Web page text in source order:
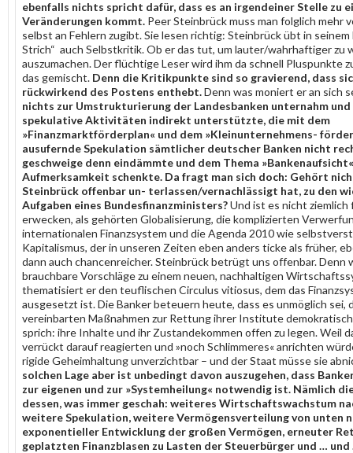
ebenfalls nichts spricht dafür, dass es an irgendeiner Stelle zu
Veränderungen kommt. Peer Steinbrück muss man folglich mehr
selbst an Fehlern zugibt. Sie lesen richtig: Steinbrück übt in seinem
Strich“ auch Selbstkritik. Ob er das tut, um lauter/wahrhaftiger zu
auszumachen. Der flüchtige Leser wird ihm da schnell Pluspunkte
das gemischt. Denn die Kritikpunkte sind so gravierend, dass
rückwirkend des Postens enthebt.Denn was moniert er an sich
nichts zur Umstrukturierung der Landesbanken unternahm
spekulative Aktivitäten indirekt unterstützte, die mit dem
»Finanzmarktförderplan« und dem »Kleinunternehmens-
ausufernde Spekulation sämtlicher deutscher Banken nicht
geschweige denn eindämmte und dem Thema
Aufmerksamkeit schenkte. Da fragt man sich doch: Gehört
Steinbrück offenbar un- terlassen/vernachlässigt hat, zu den
Aufgaben eines Bundesfinanzministers?Und ist es nicht ziemlich
erwecken, als gehörten Globalisierung, die komplizierten
internationalen Finanzsystem und die Agenda 2010 wie
Kapitalismus, der in unseren Zeiten eben anders ticke als früher,
dann auch chancenreicher. Steinbrück betrügt uns offenbar. Denn
brauchbare Vorschläge zu einem neuen, nachhaltigen
thematisiert er den teuflischen Circulus vitiosus, dem das
ausgesetzt ist. Die Banker beteuern heute, dass es unmöglich sei,
vereinbarten Maßnahmen zur Rettung ihrer Institute
sprich: ihre Inhalte und ihr Zustandekommen offen zu legen. Weil
verrückt darauf reagierten und »noch Schlimmeres« anrichten
rigide Geheimhaltung unverzichtbar – und der Staat müsse sie
solchen Lage aber ist unbedingt davon auszugehen, dass
zur eigenen und zur »Systemheilung« notwendig ist. Nämlich
dessen, was immer geschah: weiteres Wirtschaftswachstum
weitere Spekulation, weitere Vermögensverteilung von unten
exponentieller Entwicklung der großen Vermögen, erneuter
geplatzten Finanzblasen zu Lasten der Steuerbürger und …